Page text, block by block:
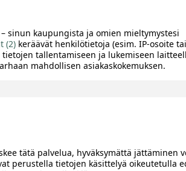
180
sinun kaupungista ja omien mieltymystesi
(2) keräävät henkilötietoja (esim. IP-osoite tai
tallentamiseen ja lukemiseen
mahdollisen asiakaskokemuksen.
tätä palvelua, hyväksymättä jättäminen
perustella tietojen käsittelyä oikeutetulla